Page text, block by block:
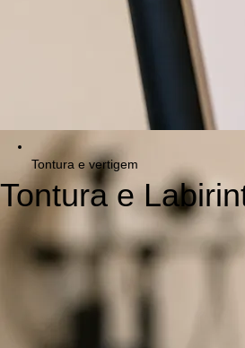
Tontura e vertigem
Tontura e